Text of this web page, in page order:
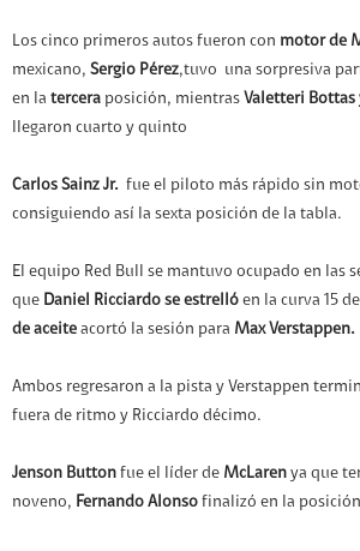
Los cinco primeros autos fueron con motor de
mexicano, Sergio Pérez,tuvo una sorpresiva
en la tercera posición, mientras Valetteri Bottas
llegaron cuarto y quinto
Carlos Sainz Jr. fue el piloto más rápido sin
consiguiendo así la sexta posición de la tabla.
El equipo Red Bull se mantuvo ocupado en las
que Daniel Ricciardo se estrelló en la curva 15
de aceite acortó la sesión para Max Verstappen.
Ambos regresaron a la pista y Verstappen
fuera de ritmo y Ricciardo décimo.
Jenson Button fue el líder de McLaren ya que
noveno, Fernando Alonso finalizó en la posición